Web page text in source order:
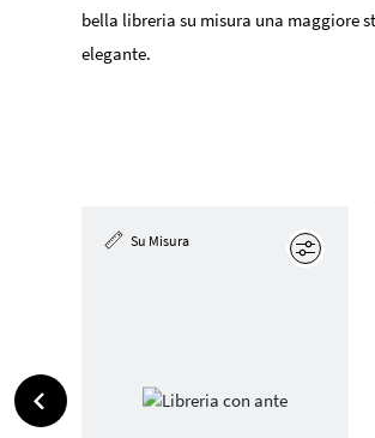
bella libreria su misura una maggiore
elegante.
Su Misura